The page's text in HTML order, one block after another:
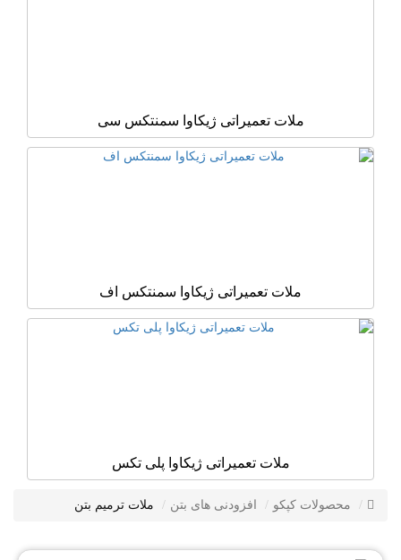
ملات تعمیراتی ژیکاوا سمنتکس سی
ملات تعمیراتی ژیکاوا سمنتکس اف
ملات تعمیراتی ژیکاوا پلی تکس
محصولات کپکو افزودنی های بتن ملات ترمیم بتن